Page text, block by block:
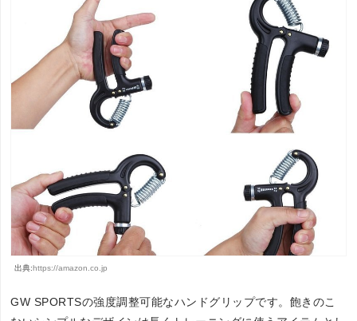
出典:https://amazon.co.jp
GW SPORTSの強度調整可能なハンドグリップです。飽きのこ